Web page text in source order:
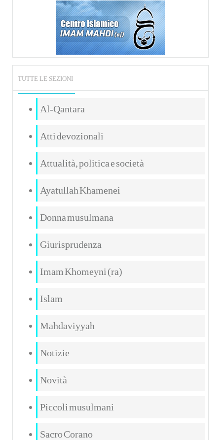
TUTTE LE SEZIONI
Al-Qantara
Atti devozionali
Attualità, politica e società
Ayatullah Khamenei
Donna musulmana
Giurisprudenza
Imam Khomeyni (ra)
Islam
Mahdaviyyah
Notizie
Novità
Piccoli musulmani
Sacro Corano